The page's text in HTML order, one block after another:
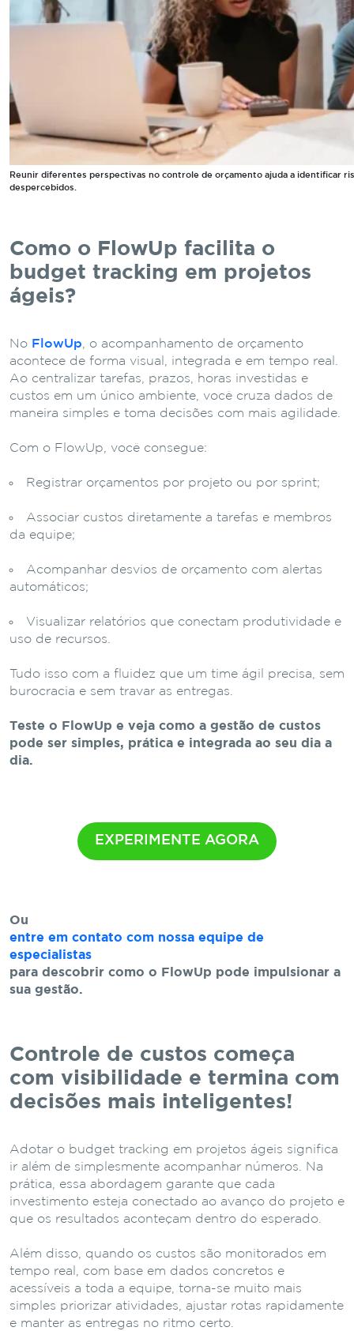
Reunir diferentes perspectivas no controle de orçamento ajuda a identificar
despercebidos.
Como o FlowUp facilita o
budget tracking em projetos
ágeis?
No FlowUp , o acompanhamento de orçamento
acontece de forma visual, integrada e em tempo real.
Ao centralizar tarefas, prazos, horas investidas e
custos em um único ambiente, você cruza dados de
maneira simples e toma decisões com mais agilidade.
Com o FlowUp, você consegue:
Registrar orçamentos por projeto ou por sprint;
Associar custos diretamente a tarefas e membros
da equipe;
Acompanhar desvios de orçamento com alertas
automáticos;
Visualizar relatórios que conectam produtividade e
uso de recursos.
Tudo isso com a fluidez que um time ágil precisa, sem
burocracia e sem travar as entregas.
Teste o FlowUp e veja como a gestão de custos
pode ser simples, prática e integrada ao seu dia a
dia.
EXPERIMENTE AGORA
Ou
entre em contato com nossa equipe de
especialistas
para descobrir como o FlowUp pode impulsionar a
sua gestão.
Controle de custos começa
com visibilidade e termina com
decisões mais inteligentes!
Adotar o budget tracking em projetos ágeis significa
ir além de simplesmente acompanhar números. Na
prática, essa abordagem garante que cada
investimento esteja conectado ao avanço do projeto e
que os resultados aconteçam dentro do esperado.
Além disso, quando os custos são monitorados em
tempo real, com base em dados concretos e
acessíveis a toda a equipe, torna-se muito mais
simples priorizar atividades, ajustar rotas rapidamente
e manter as entregas no ritmo certo.